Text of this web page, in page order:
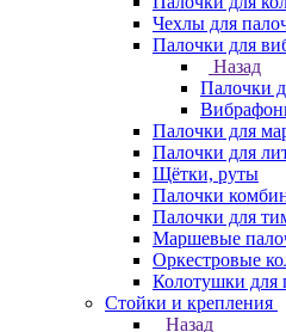
Чехлы для
Палочки для
Назад
Палочки
Палочки для
Палочки для
Щётки, руты
Палочки
Палочки для
Маршевые
Оркестровые
Колотушки для
Стойки и крепления
Назад